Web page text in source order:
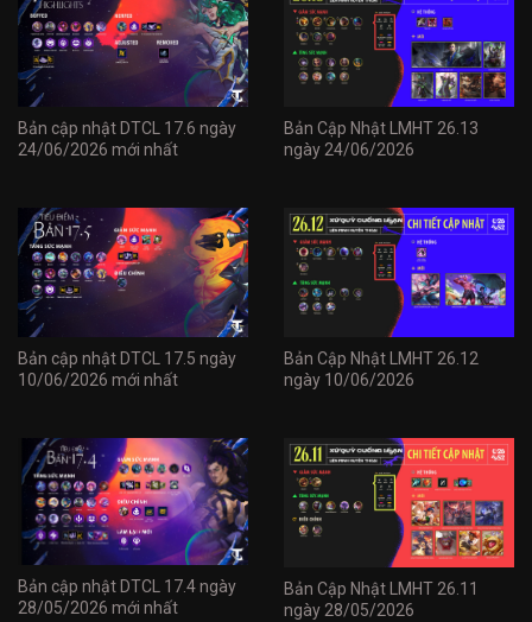
Bản cập nhật DTCL 17.6 ngày
24/06/2026 mới nhất
Bản Cập Nhật LMHT 26.13
ngày 24/06/2026
Bản cập nhật DTCL 17.5 ngày
10/06/2026 mới nhất
Bản Cập Nhật LMHT 26.12
ngày 10/06/2026
Bản cập nhật DTCL 17.4 ngày
28/05/2026 mới nhất
Bản Cập Nhật LMHT 26.11
ngày 28/05/2026